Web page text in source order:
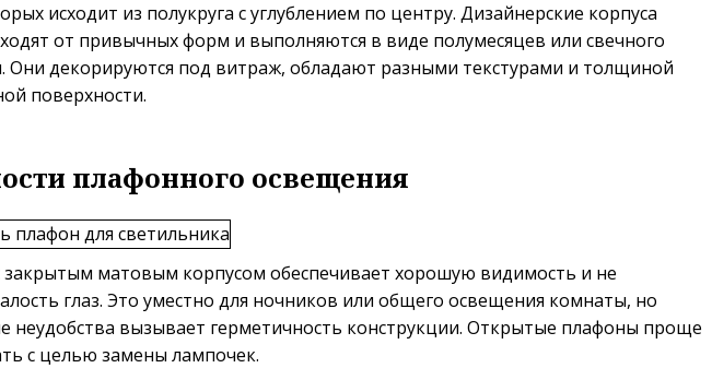
исходит из полукруга с углублением по центру. Дизайнерские корпуса
от привычных форм и выполняются в виде полумесяцев или свечного
Они декорируются под витраж, обладают разными текстурами и толщиной
поверхности.
плафонного освещения
закрытым матовым корпусом обеспечивает хорошую видимость и не
глаз. Это уместно для ночников или общего освещения комнаты, но
неудобства вызывает герметичность конструкции. Открытые плафоны проще
с целью замены лампочек.